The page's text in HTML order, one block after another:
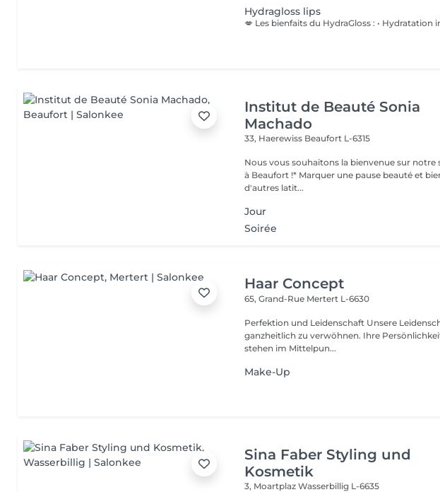
Hydragloss lips
Institut de Beauté Sonia
Machado
33, Haerewiss Beaufort L-6315
Nous vous souhaitons la bienvenue sur notre
à Beaufort !* Marquer une pause beauté et bien-être, partir sous
d'autres latit...
Jour
Soirée
Haar Concept
65, Grand-Rue Mertert L-6630
Perfektion und Leidenschaft Unsere Leidenschaft ist es Menschen
ganzheitlich zu verwöhnen. Ihre
stehen im Mittelpun...
Make-Up
Sina Faber Styling und
Kosmetik
3, MoartplazWasserbillig L-6635